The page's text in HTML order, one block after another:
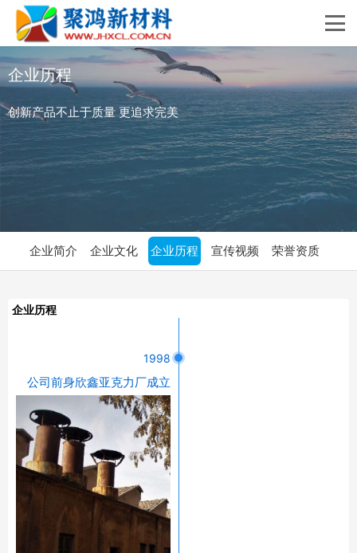
企业历程
创新产品不止于质量 更追求完美
企业简介 企业文化 企业历程 宣传视频 荣誉资质
企业历程
1998
公司前身欣鑫亚克力厂成立